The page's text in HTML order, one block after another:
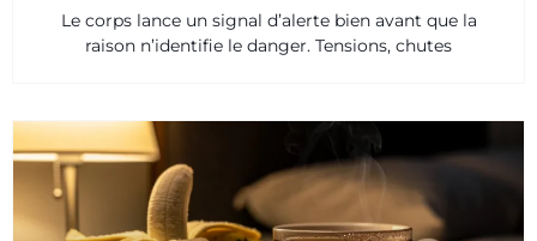
Le corps lance un signal d’alerte bien avant que la
raison n’identifie le danger. Tensions, chutes